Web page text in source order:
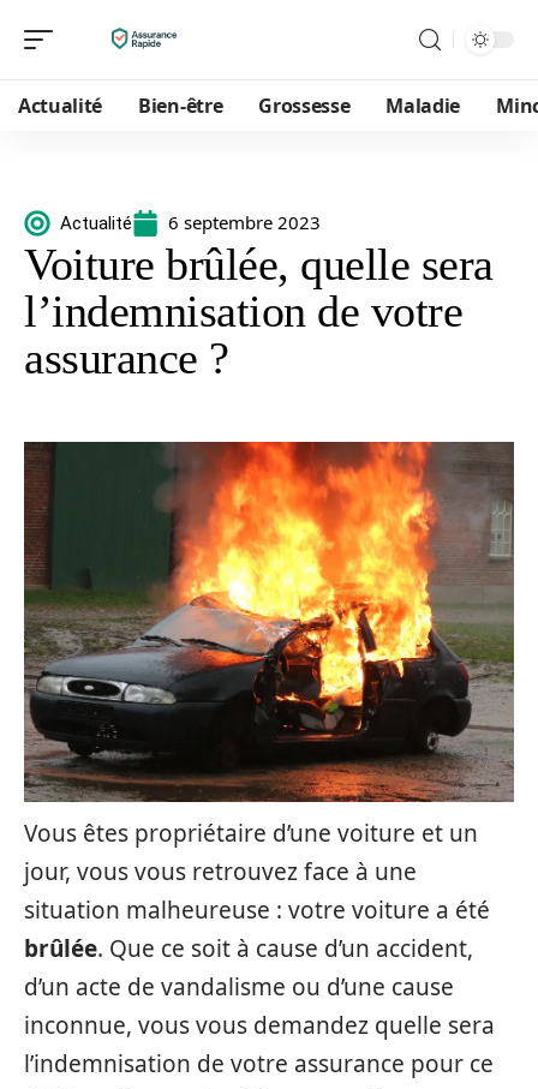
Actualité Bien-être Grossesse Maladie
Actualité 6 septembre 2023
Voiture brûlée, quelle sera
l’indemnisation de votre
assurance ?
Vous êtes propriétaire d’une voiture et un
jour, vous vous retrouvez face à une
situation malheureuse : votre voiture a été
brûlée. Que ce soit à cause d’un accident,
d’un acte de vandalisme ou d’une cause
inconnue, vous vous demandez quelle sera
l’indemnisation de votre assurance pour ce